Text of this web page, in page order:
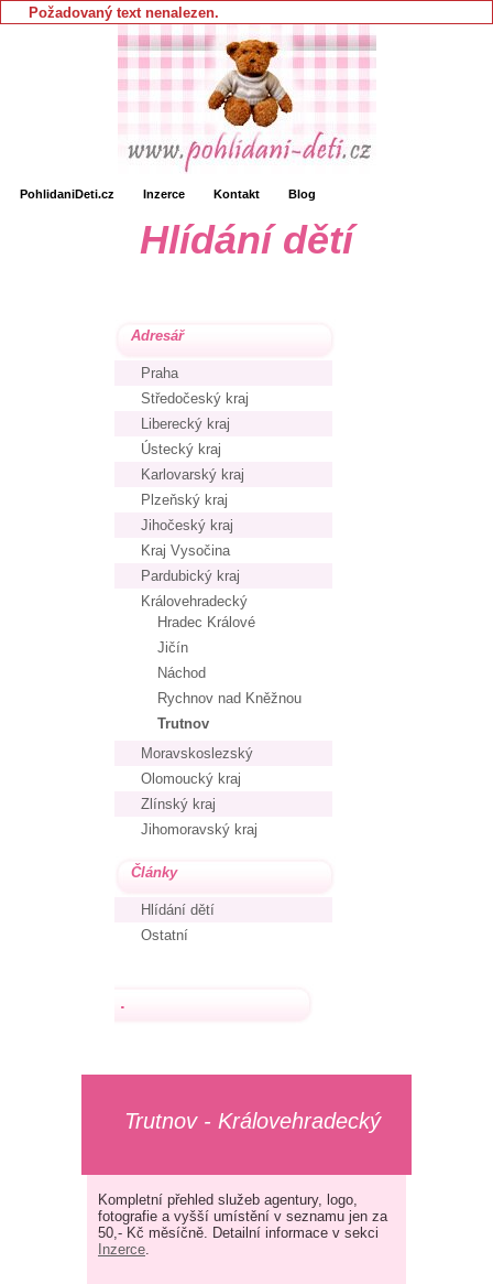
Požadovaný text nenalezen.
PohlidaniDeti.cz Inzerce Kontakt Blog
Hlídání dětí
Adresář
Praha
Středočeský kraj
Liberecký kraj
Ústecký kraj
Karlovarský kraj
Plzeňský kraj
Jihočeský kraj
Kraj Vysočina
Pardubický kraj
Královehradecký
Hradec Králové
Jičín
Náchod
Rychnov nad Kněžnou
Trutnov
Moravskoslezský
Olomoucký kraj
Zlínský kraj
Jihomoravský kraj
Články
Hlídání dětí
Ostatní
.
Trutnov - Královehradecký
Kompletní přehled služeb agentury, logo,
fotografie a vyšší umístění v seznamu jen za
50,- Kč měsíčně. Detailní informace v sekci
Inzerce.